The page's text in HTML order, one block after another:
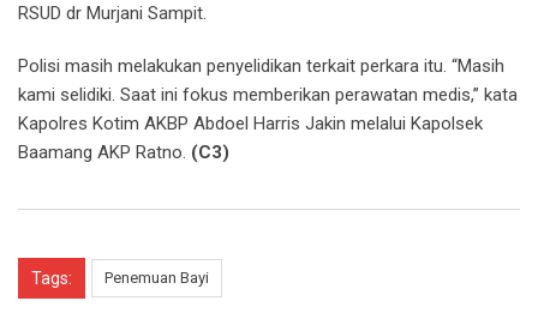
RSUD dr Murjani Sampit.
Polisi masih melakukan penyelidikan terkait perkara itu. “Masih
kami selidiki. Saat ini fokus memberikan perawatan medis,” kata
Kapolres Kotim AKBP Abdoel Harris Jakin melalui Kapolsek
Baamang AKP Ratno. (C3)
Tags: Penemuan Bayi